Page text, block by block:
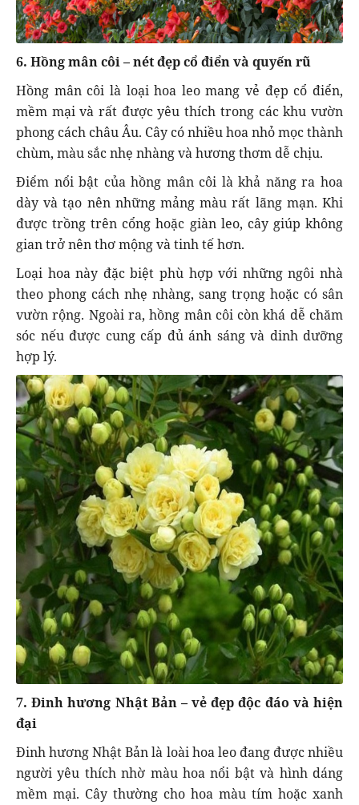
6. Hồng mân côi – nét đẹp cổ điển và quyến rũ
Hồng mân côi là loại hoa leo mang vẻ đẹp cổ điển,
mềm mại và rất được yêu thích trong các khu vườn
phong cách châu Âu. Cây có nhiều hoa nhỏ mọc thành
chùm, màu sắc nhẹ nhàng và hương thơm dễ chịu.
Điểm nổi bật của hồng mân côi là khả năng ra hoa
dày và tạo nên những mảng màu rất lãng mạn. Khi
được trồng trên cổng hoặc giàn leo, cây giúp không
gian trở nên thơ mộng và tinh tế hơn.
Loại hoa này đặc biệt phù hợp với những ngôi nhà
theo phong cách nhẹ nhàng, sang trọng hoặc có sân
vườn rộng. Ngoài ra, hồng mân côi còn khá dễ chăm
sóc nếu được cung cấp đủ ánh sáng và dinh dưỡng
hợp lý.
7. Đinh hương Nhật Bản – vẻ đẹp độc đáo và hiện
đại
Đinh hương Nhật Bản là loài hoa leo đang được nhiều
người yêu thích nhờ màu hoa nổi bật và hình dáng
mềm mại. Cây thường cho hoa màu tím hoặc xanh